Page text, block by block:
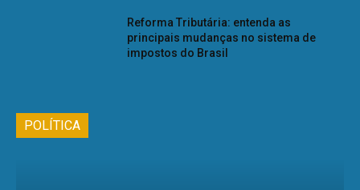
Reforma Tributária: entenda as
principais mudanças no sistema de
impostos do Brasil
POLÍTICA